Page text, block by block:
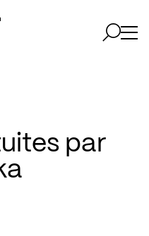
par